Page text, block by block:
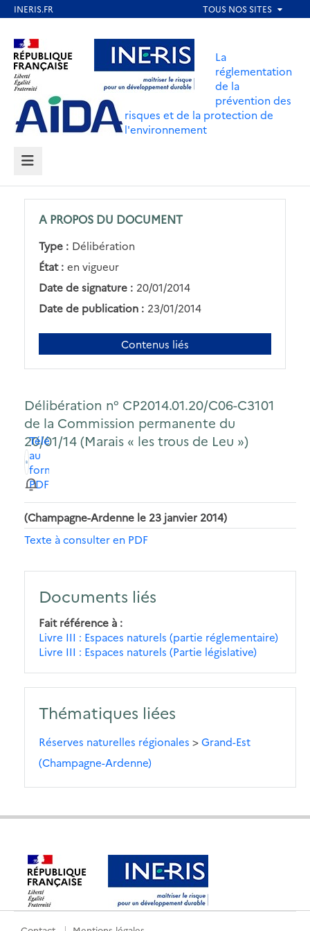
contenu
principal
Aller au contenu Aller au menu
Aller au pied de page
La
réglementation
de la
prévention des
risques et de la protection de
l'environnement
MENU
A PROPOS DU DOCUMENT
Type : Délibération
État : en vigueur
Date de signature : 20/01/2014
Date de publication : 23/01/2014
Contenus liés
Délibération n° CP2014.01.20/C06-C3101
de la Commission permanente du
20/01/14 (Marais « les trous de Leu »)
Télécharger
au
format
PDF
(Champagne-Ardenne le 23 janvier 2014)
Texte à consulter en PDF
Documents liés
Fait référence à
Livre III : Espaces naturels (partie réglementaire)
Livre III : Espaces naturels (Partie législative)
Thématiques liées
Réserves naturelles régionales >Grand-Est
(Champagne-Ardenne)